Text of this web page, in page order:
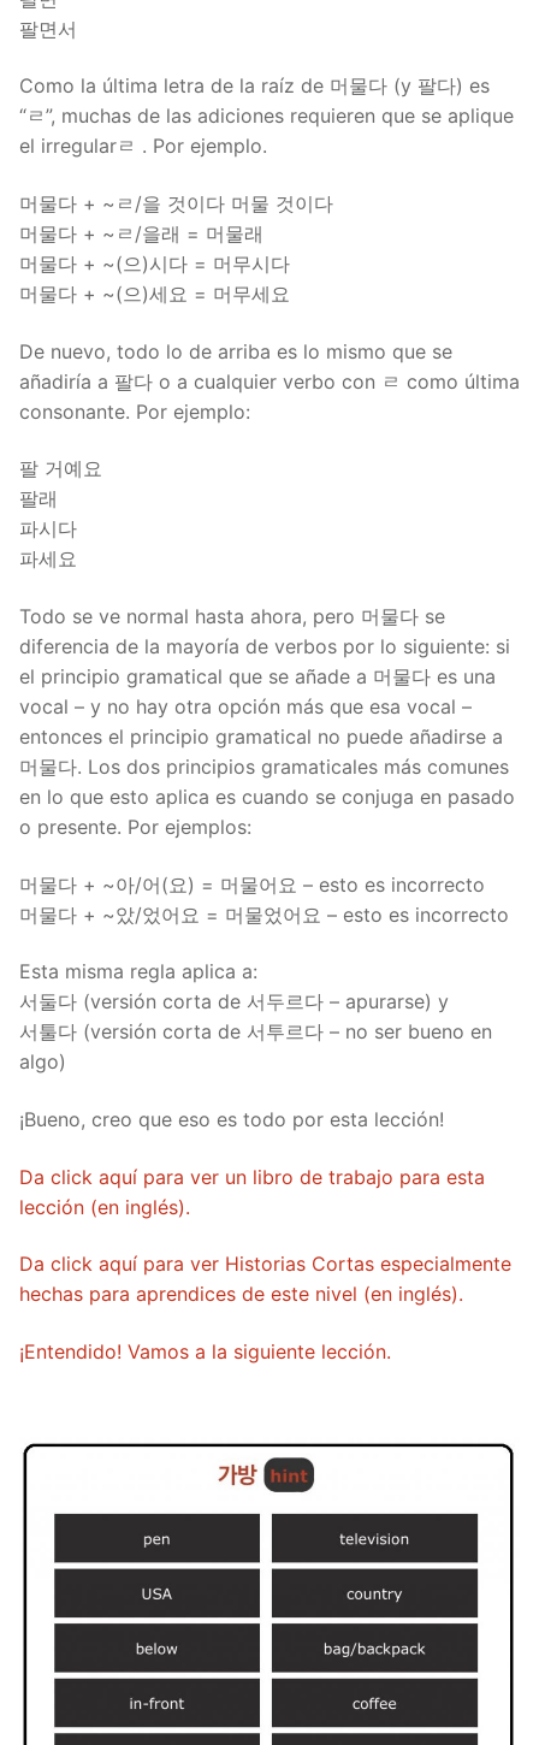
팔면서
Como la última letra de la raíz de 머물다 (y 팔다) es
“ㄹ”, muchas de las adiciones requieren que se aplique
el irregularㄹ . Por ejemplo.
머물다 + ~ㄹ/을 것이다 머물 것이다
머물다 + ~ㄹ/을래 = 머물래
머물다 + ~(으)시다 = 머무시다
머물다 + ~(으)세요 = 머무세요
De nuevo, todo lo de arriba es lo mismo que se
añadiría a 팔다 o a cualquier verbo con ㄹ como última
consonante. Por ejemplo:
팔 거예요
팔래
파시다
파세요
Todo se ve normal hasta ahora, pero 머물다 se
diferencia de la mayoría de verbos por lo siguiente: si
el principio gramatical que se añade a 머물다 es una
vocal – y no hay otra opción más que esa vocal –
entonces el principio gramatical no puede añadirse a
머물다. Los dos principios gramaticales más comunes
en lo que esto aplica es cuando se conjuga en pasado
o presente. Por ejemplos:
머물다 + ~아/어(요) = 머물어요 – esto es incorrecto
머물다 + ~았/었어요 = 머물었어요 – esto es incorrecto
Esta misma regla aplica a:
서둘다 (versión corta de 서두르다 – apurarse) y
서툴다 (versión corta de 서투르다 – no ser bueno en
algo)
¡Bueno, creo que eso es todo por esta lección!
Da click aquí para ver un libro de trabajo para esta
lección (en inglés).
Da click aquí para ver Historias Cortas especialmente
hechas para aprendices de este nivel (en inglés).
¡Entendido! Vamos a la siguiente lección.